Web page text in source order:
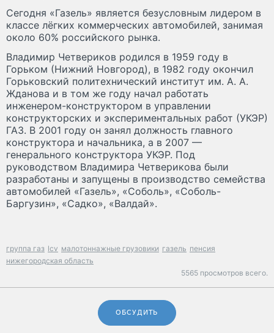
Сегодня «Газель» является безусловным лидером в
классе лёгких коммерческих автомобилей, занимая
около 60% российского рынка.
Владимир Четвериков родился в 1959 году в
Горьком (Нижний Новгород), в 1982 году окончил
Горьковский политехнический институт им. А. А.
Жданова и в том же году начал работать
инженером-конструктором в управлении
конструкторских и экспериментальных работ (УКЭР)
ГАЗ. В 2001 году он занял должность главного
конструктора и начальника, а в 2007 —
генерального конструктора УКЭР. Под
руководством Владимира Четверикова были
разработаны и запущены в производство семейства
автомобилей «Газель», «Соболь», «Соболь-
Баргузин», «Садко», «Валдай».
группа газ lcv малотоннажные грузовики газель пенсия
нижегородская область
5565 просмотров всего.
ОБСУДИТЬ